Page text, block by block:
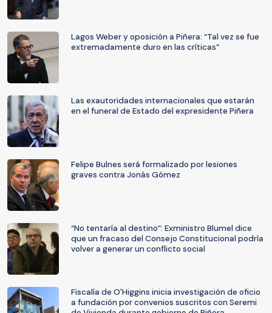
Lagos Weber y oposición a Piñera: “Tal vez se fue
extremadamente duro en las críticas”
Las exautoridades internacionales que estarán
en el funeral de Estado del expresidente Piñera
Felipe Bulnes será formalizado por lesiones
graves contra Jonás Gómez
“No tentaría al destino”: Exministro Blumel dice
que un fracaso del Consejo Constitucional podría
volver a generar un conflicto social
Fiscalía de O'Higgins inicia investigación de oficio
a fundación por convenios suscritos con Seremi